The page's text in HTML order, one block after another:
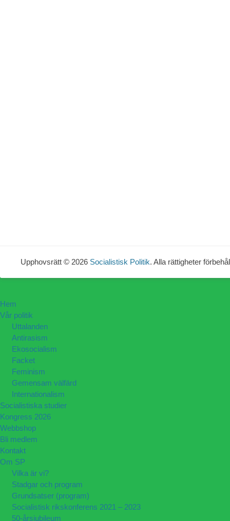
Upphovsrätt © 2026 Socialistisk Politik. Alla rättigheter
Hem
Vår politik
Uttalanden
Antirasism
Ekosocialism
Facket
Feminism
Gemensam välfärd
Internationalism
Socialistiska studier
Kongress 2026
Webbshop
Bli medlem
Kontakt
Om SP
Vilka är vi?
Stadgar och program
Grundsatser (program)
Socialistisk rikskonferens 2021 – 2023
50-årsjubileum